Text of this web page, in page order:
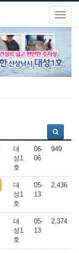
대
성1
호
06-
06
949
대
성1
호
05-
13
2,436
대
성1
호
05-
13
2,374